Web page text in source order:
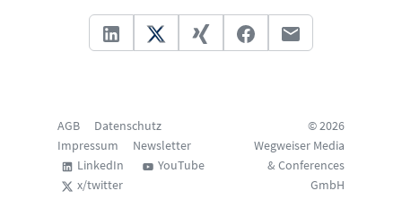
AGB
Datenschutz
Impressum
Newsletter
LinkedIn
YouTube
x/twitter
© 2026
Wegweiser Media
& Conferences
GmbH